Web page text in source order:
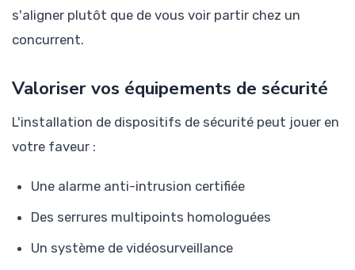
s'aligner plutôt que de vous voir partir chez un
concurrent.
Valoriser vos équipements de sécurité
L'installation de dispositifs de sécurité peut jouer en
votre faveur :
Une alarme anti-intrusion certifiée
Des serrures multipoints homologuées
Un système de vidéosurveillance